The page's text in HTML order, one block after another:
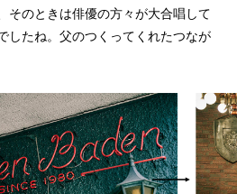
そのときは俳優の方々が大合唱して
したね。父のつくってくれたつなが